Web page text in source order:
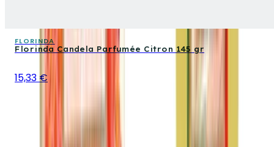
FLORINDA
Florinda Candela Parfumée Citron 145 gr
15,33 €